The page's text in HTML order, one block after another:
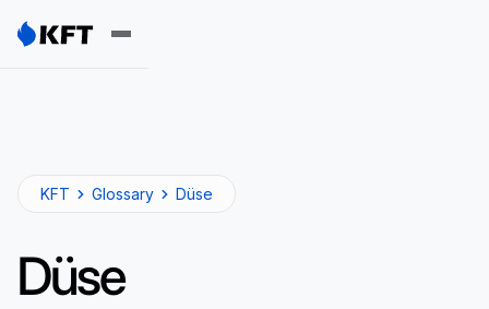
KFT Glossary Düse
Düse